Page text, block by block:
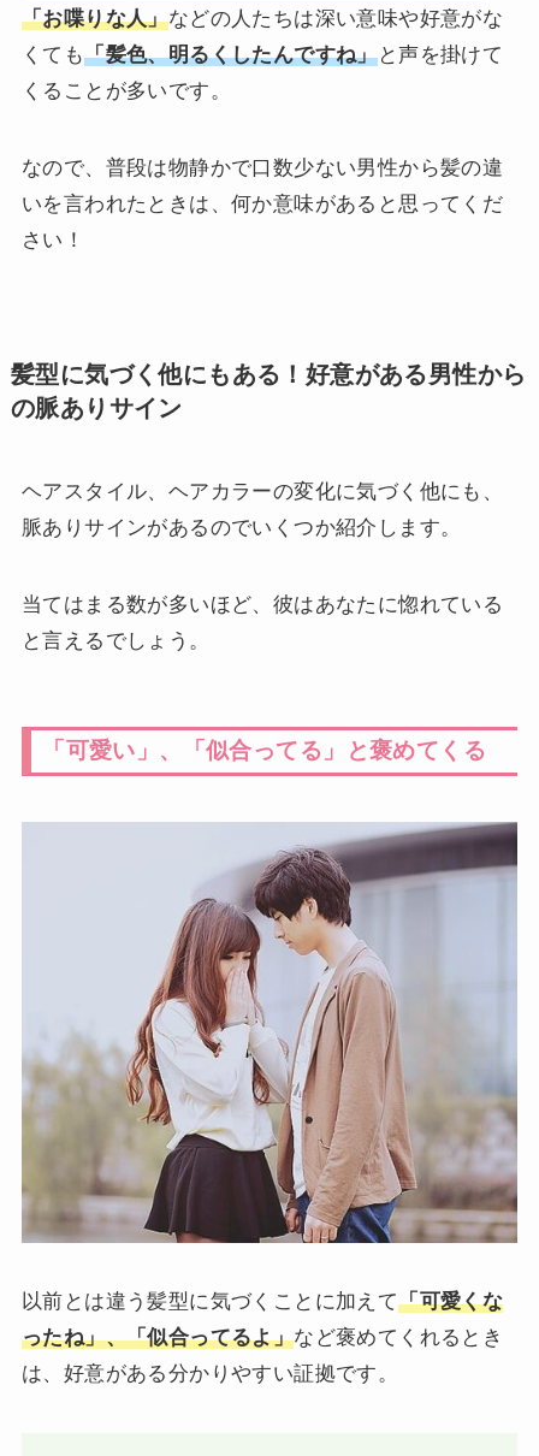
「お喋りな人」などの人たちは深い意味や好意がな
くても「髪色、明るくしたんですね」と声を掛けて
くることが多いです。
なので、普段は物静かで口数少ない男性から髪の違
いを言われたときは、何か意味があると思ってくだ
さい！
髪型に気づく他にもある！好意がある男性から
の脈ありサイン
ヘアスタイル、ヘアカラーの変化に気づく他にも、
脈ありサインがあるのでいくつか紹介します。
当てはまる数が多いほど、彼はあなたに惚れている
と言えるでしょう。
「可愛い」、「似合ってる」と褒めてくる
以前とは違う髪型に気づくことに加えて「可愛くな
ったね」、「似合ってるよ」など褒めてくれるとき
は、好意がある分かりやすい証拠です。